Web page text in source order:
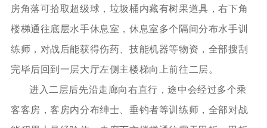
房角落可拾取超级球，垃圾桶内藏有树果道具，右下角
楼梯通往底层水手休息室，休息室多个隔间分布水手训
练师，对战后能获得伤药、技能机器等物资，全部搜刮
完毕后回到一层大厅左侧主楼梯向上前往二层。
进入二层后先沿走廊向右直行，途中会经过多个乘
客客房，客房内分布绅士、垂钓者等训练师，全部对战